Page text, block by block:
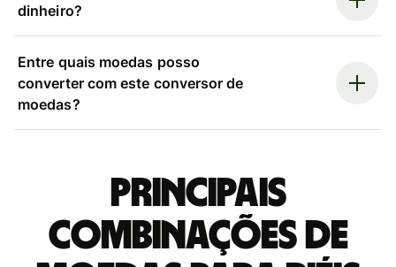
dinheiro?
Entre quais moedas posso
converter com este conversor de
moedas?
Principais
combinações de